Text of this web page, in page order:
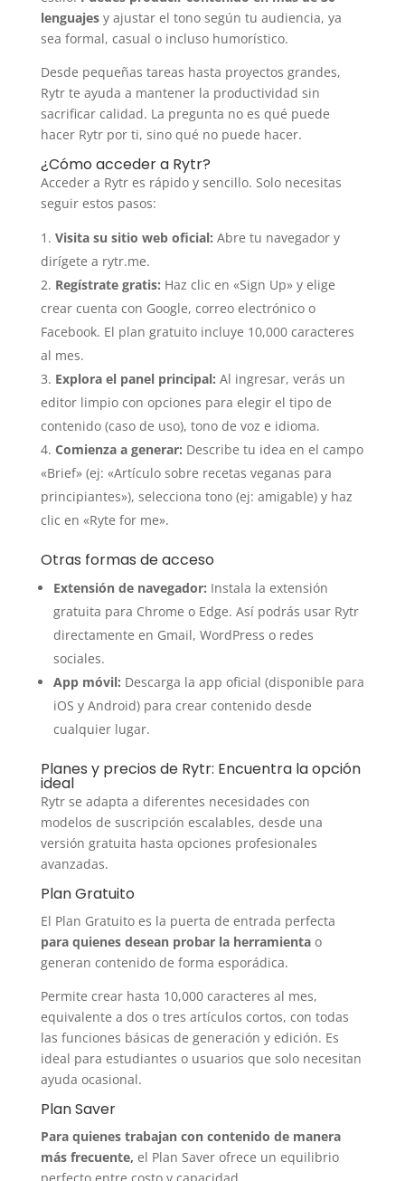
lenguajesy ajustar el tono según tu audiencia, ya
sea formal, casual o incluso humorístico.
Desde pequeñas tareas hasta proyectos grandes,
Rytr te ayuda a mantener la productividad sin
sacrificar calidad. La pregunta no es qué puede
hacer Rytr por ti, sino qué no puede hacer.
¿Cómo acceder a Rytr?
Acceder a Rytr es rápido y sencillo. Solo necesitas
seguir estos pasos:
Visita su sitio web oficial: Abre tu navegador y
dirígete a rytr.me.
Regístrate gratis: Haz clic en «Sign Up» y elige
crear cuenta con Google, correo electrónico o
Facebook. El plan gratuito incluye 10,000 caracteres
al mes.
Explora el panel principal: Al ingresar, verás un
editor limpio con opciones para elegir el tipo de
contenido (caso de uso), tono de voz e idioma.
Comienza a generar: Describe tu idea en el campo
«Brief» (ej: «Artículo sobre recetas veganas para
principiantes»), selecciona tono (ej: amigable) y haz
clic en «Ryte for me».
Otras formas de acceso
Extensión de navegador: Instala la extensión
gratuita para Chrome o Edge. Así podrás usar Rytr
directamente en Gmail, WordPress o redes
sociales.
App móvil: Descarga la app oficial (disponible para
iOS y Android) para crear contenido desde
cualquier lugar.
Planes y precios de Rytr: Encuentra la opción
ideal
Rytr se adapta a diferentes necesidades con
modelos de suscripción escalables, desde una
versión gratuita hasta opciones profesionales
avanzadas.
Plan Gratuito
El Plan Gratuito es la puerta de entrada perfecta
para quienes desean probar la herramientao
generan contenido de forma esporádica.
Permite crear hasta 10,000 caracteres al mes,
equivalente a dos o tres artículos cortos, con todas
las funciones básicas de generación y edición. Es
ideal para estudiantes o usuarios que solo necesitan
ayuda ocasional.
Plan Saver
Para quienes trabajan con contenido de manera
más frecuente, el Plan Saver ofrece un equilibrio